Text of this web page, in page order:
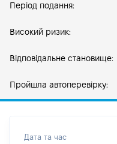
Період подання:
Високий ризик:
Відповідальне становище:
Пройшла автоперевірку:
Дата та час